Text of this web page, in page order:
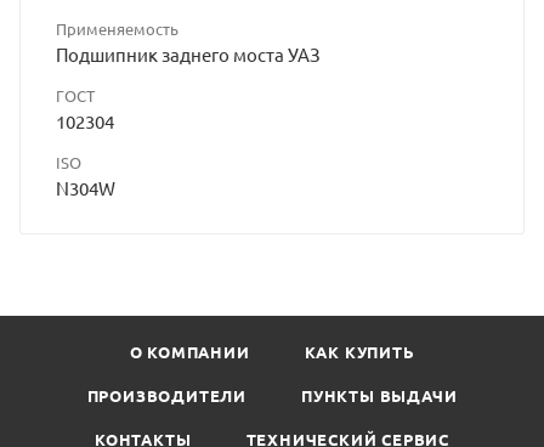
Применяемость
Подшипник заднего моста УАЗ
ГОСТ
102304
ISO
N304W
О КОМПАНИИ КАК КУПИТЬ
ПРОИЗВОДИТЕЛИ ПУНКТЫ ВЫДАЧИ
КОНТАКТЫ ТЕХНИЧЕСКИЙ СЕРВИС